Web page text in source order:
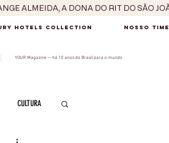
HOTELS COLLECTION NOSSO TIME
YOUR Magazine — há 10 anos do Brasil para o mundo
CULTURA